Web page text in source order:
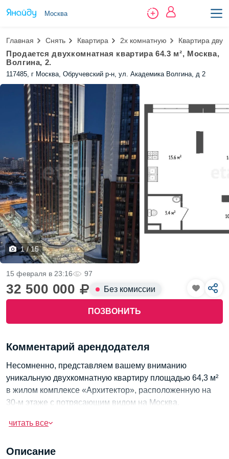
Москва
Главная Снять Квартира 2х комнатную Квартира
Продается двухкомнатная квартира 64.3 м², Москва,
Волгина, 2.
117485, г Москва, Обручевский р-н, ул. Академика Волгина, д 2
1 / 15
32 500 000 Без комиссии
ПОЗВОНИТЬ
15 февраля в 23:16 97
Описание
Комментарий арендодателя
Несомненно, представляем вашему вниманию
уникальную двухкомнатную квартиру площадью 64,3 м²
в жилом комплексе «Архитектор», расположенную на
30-м этаже с потрясающим видом на Москва.
Западного административного округа.
на этаже всего четыре квартиры, что обеспечивает
читать все